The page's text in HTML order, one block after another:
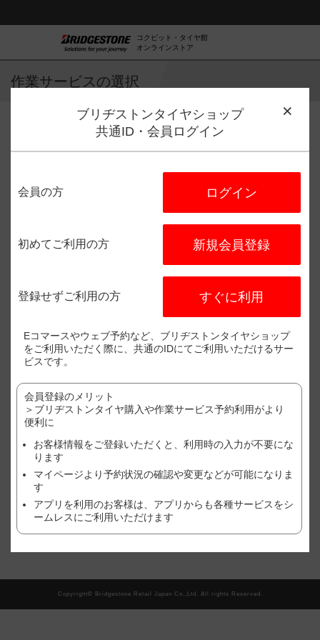
コクピット・タイヤ館
オンラインストア
作業サービスの選択
〒004-0073 北海道札幌
※表示価格はあくまで目安となります。
※店別、車種、サイズ別に価格が異なります。
など）により、価格が変わる場合がございますので、予めご了承くだ
さい。
※作業店舗以外で購入されたタイヤの場合は、作業料金が異なる場合
がございます。詳しくは、店舗にてご確認ください。
合がございます。詳しくは、店舗にてご確認ください。
現在、この店舗では順番待ち予約を受け付けておりません。
翌日以降の予約をご希望の方はこちら
ブリヂストンタイヤショップ
共通ID・会員ログイン
会員の方 ログイン
初めてご利用の方 新規会員登録
登録せずご利用の方 すぐに利用
Eコマースやウェブ予約など、ブリヂストンタイヤショップ
をご利用いただく際に、共通のIDにてご利用いただけるサー
ビスです。
会員登録のメリット
＞ブリヂストンタイヤ購入や作業サービス予約利用がより
便利に
お客様情報をご登録いただくと、利用時の入力が不要にな
ります
マイページより予約状況の確認や変更などが可能になりま
す
アプリを利用のお客様は、アプリからも各種サービスをシ
ームレスにご利用いただけます
Copyright© Bridgestone Retail Japan Co.,Ltd. All rights Reserved.